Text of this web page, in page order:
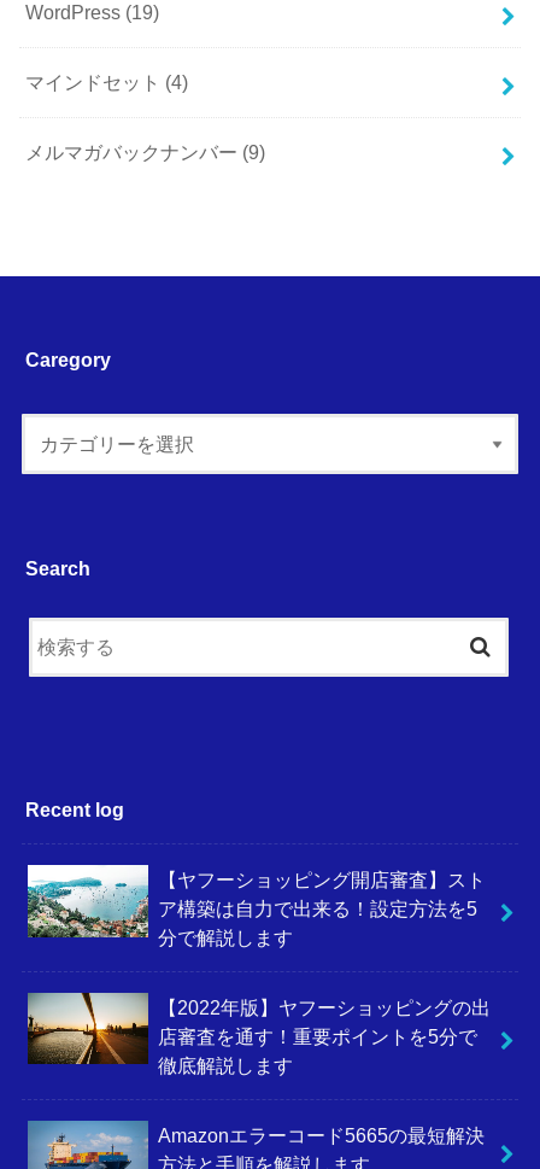
WordPress (19)
マインドセット (4)
メルマガバックナンバー (9)
Caregory
Search
Recent log
【ヤフーショッピング開店審査】スト
ア構築は自力で出来る！設定方法を5
分で解説します
【2022年版】ヤフーショッピングの出
店審査を通す！重要ポイントを5分で
徹底解説します
Amazonエラーコード5665の最短解決
方法と手順を解説します